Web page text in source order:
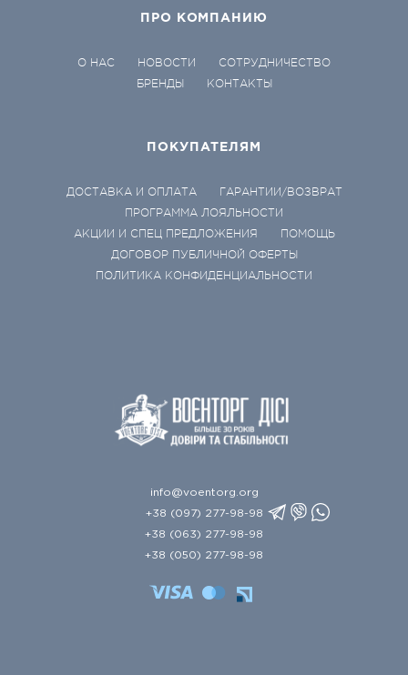
ПРО КОМПАНИЮ
О НАС НОВОСТИ
СОТРУДНИЧЕСТВО
БРЕНДЫ
КОНТАКТЫ
ПОКУПАТЕЛЯМ
ДОСТАВКА И ОПЛАТА
ГАРАНТИИ/ВОЗВРАТ
ПРОГРАММА ЛОЯЛЬНОСТИ
АКЦИИ И СПЕЦ ПРЕДЛОЖЕНИЯ
ПОМОЩЬ
ДОГОВОР ПУБЛИЧНОЙ ОФЕРТЫ
ПОЛИТИКА КОНФИДЕНЦИАЛЬНОСТИ
info@voentorg.org
+38 (097) 277-98-98
+38 (063) 277-98-98
+38 (050) 277-98-98